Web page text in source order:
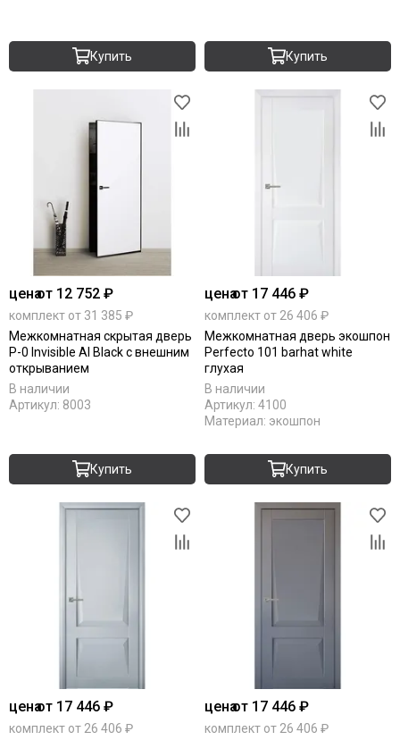
Купить Купить
ценаот 12 752 ₽
комплект от 31 385 ₽
Межкомнатная скрытая дверь
P-0 Invisible Al Black с внешним
открыванием
В наличии
Артикул: 8003
Купить
ценаот 17 446 ₽
комплект от 26 406 ₽
Межкомнатная дверь экошпон
Perfecto 101 barhat white
глухая
В наличии
Артикул: 4100
Материал: экошпон
Купить
ценаот 17 446 ₽
комплект от 26 406 ₽
ценаот 17 446 ₽
комплект от 26 406 ₽